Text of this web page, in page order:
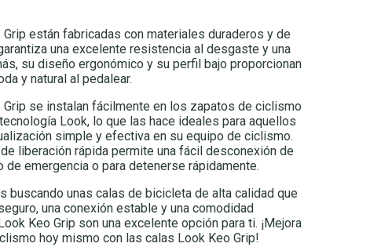
están fabricadas con materiales duraderos y de
una excelente resistencia al desgaste y una
su diseño ergonómico y su perfil bajo proporcionan
y natural al pedalear.
Grip se instalan fácilmente en los zapatos de ciclismo
Look, lo que las hace ideales para aquellos
simple y efectiva en su equipo de ciclismo.
liberación rápida permite una fácil desconexión de
de emergencia o para detenerse rápidamente.
buscando unas calas de bicicleta de alta calidad que
una conexión estable y una comodidad
Keo Grip son una excelente opción para ti. ¡Mejora
hoy mismo con las calas Look Keo Grip!